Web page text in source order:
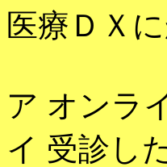
医療ＤＸ
ア オンラ
イ 受診し